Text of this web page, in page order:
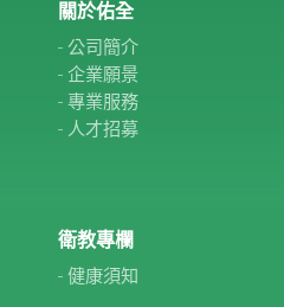
關於佑全
公司簡介
企業願景
專業服務
人才招募
衛教專欄
健康須知